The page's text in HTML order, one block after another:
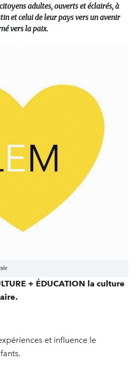
adultes, ouverts et éclairés, à
et celui de leur pays vers un avenir
vers la paix.
+ ÉDUCATION la culture
et influence le